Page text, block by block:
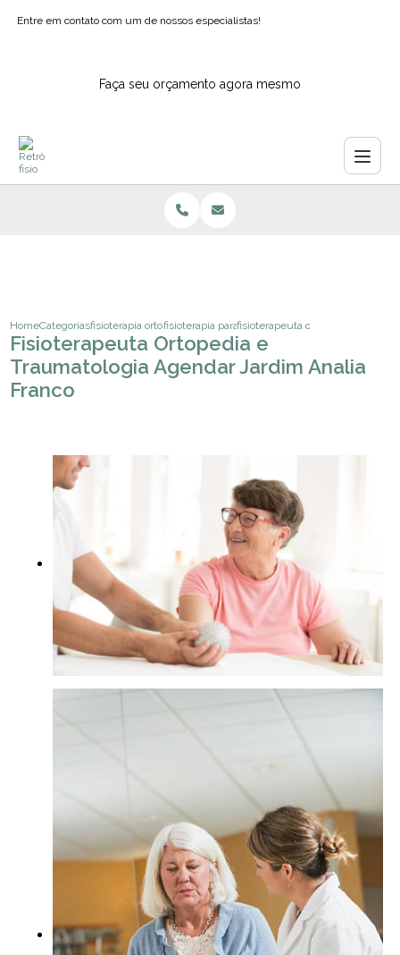
Entre em contato com um de nossos especialistas!
Faça seu orçamento agora mesmo
HomeCategoriasfisioterapia ortopedicafisioterapia para os pesfisioterapeuta ortopedia e
Fisioterapeuta Ortopedia e
Traumatologia Agendar Jardim Analia
Franco